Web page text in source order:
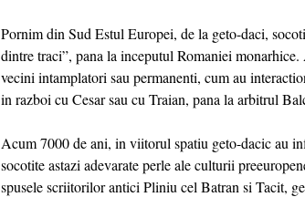
Pornim din Sud Estul Europei, de la geto-daci,
dintre traci”, pana la inceputul Romaniei
vecini intamplatori sau permanenti, cum au
in razboi cu Cesar sau cu Traian, pana la arbitrul
Acum 7000 de ani, in viitorul spatiu geto-dacic au
socotite astazi adevarate perle ale culturii
spusele scriitorilor antici Pliniu cel Batran si Tacit,